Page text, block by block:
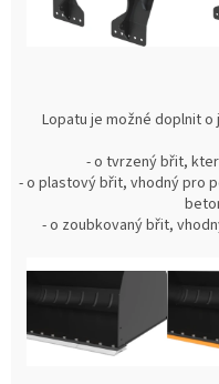
Lopatu je možné doplnit
- o tvrzený břit,
- o plastový břit, vhodný pro
- o zoubkovaný břit,